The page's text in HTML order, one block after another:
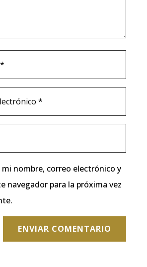
mi nombre, correo electrónico y
navegador para la próxima vez
ENVIAR COMENTARIO